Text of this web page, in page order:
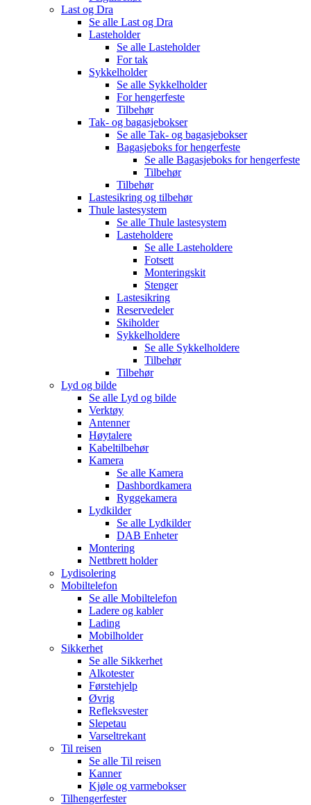
Last og Dra
Se alle Last og Dra
Lasteholder
Se alle Lasteholder
For tak
Sykkelholder
Se alle Sykkelholder
For hengerfeste
Tilbehør
Tak- og bagasjebokser
Se alle Tak- og bagasjebokser
Bagasjeboks for hengerfeste
Se alle Bagasjeboks for hengerfeste
Tilbehør
Tilbehør
Lastesikring og tilbehør
Thule lastesystem
Se alle Thule lastesystem
Lasteholdere
Se alle Lasteholdere
Fotsett
Monteringskit
Stenger
Lastesikring
Reservedeler
Skiholder
Sykkelholdere
Se alle Sykkelholdere
Tilbehør
Tilbehør
Lyd og bilde
Se alle Lyd og bilde
Verktøy
Antenner
Høytalere
Kabeltilbehør
Kamera
Se alle Kamera
Dashbordkamera
Ryggekamera
Lydkilder
Se alle Lydkilder
DAB Enheter
Montering
Nettbrett holder
Lydisolering
Mobiltelefon
Se alle Mobiltelefon
Ladere og kabler
Lading
Mobilholder
Sikkerhet
Se alle Sikkerhet
Alkotester
Førstehjelp
Øvrig
Refleksvester
Slepetau
Varseltrekant
Til reisen
Se alle Til reisen
Kanner
Kjøle og varmebokser
Tilhengerfester